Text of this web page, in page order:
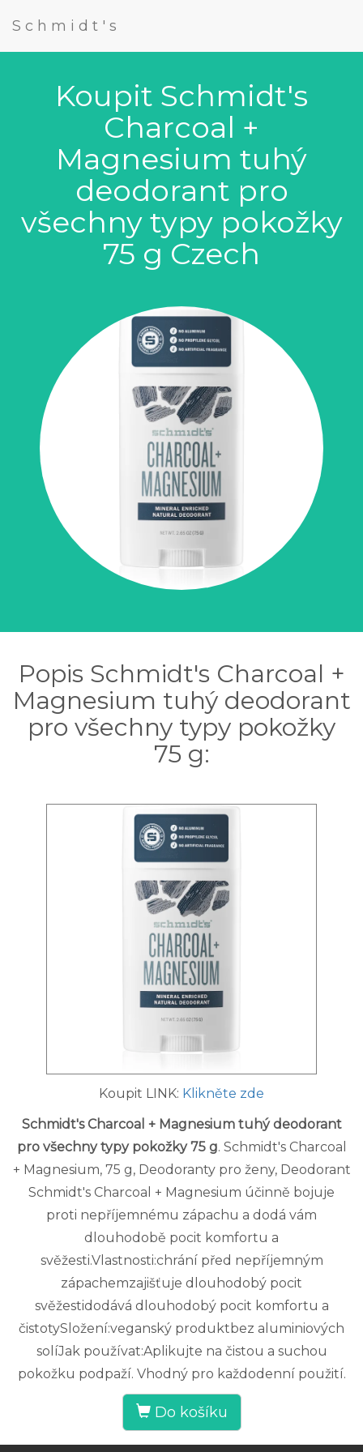
Schmidt's
Koupit Schmidt's
Charcoal +
Magnesium tuhý
deodorant pro
všechny typy pokožky
75 g Czech
Popis Schmidt's Charcoal +
Magnesium tuhý deodorant
pro všechny typy pokožky
75 g:
Koupit LINK: Klikněte zde
Schmidt's Charcoal + Magnesium tuhý deodorant
pro všechny typy pokožky 75 g. Schmidt's Charcoal
+ Magnesium, 75 g, Deodoranty pro ženy, Deodorant
Schmidt's Charcoal + Magnesium účinně bojuje
proti nepříjemnému zápachu a dodá vám
dlouhodobě pocit komfortu a
svěžesti.Vlastnosti:chrání před nepříjemným
zápachemzajišťuje dlouhodobý pocit
svěžestidodává dlouhodobý pocit komfortu a
čistotySložení:veganský produktbez aluminiových
solíJak používat:Aplikujte na čistou a suchou
pokožku podpaží. Vhodný pro každodenní použití.
Do košíku